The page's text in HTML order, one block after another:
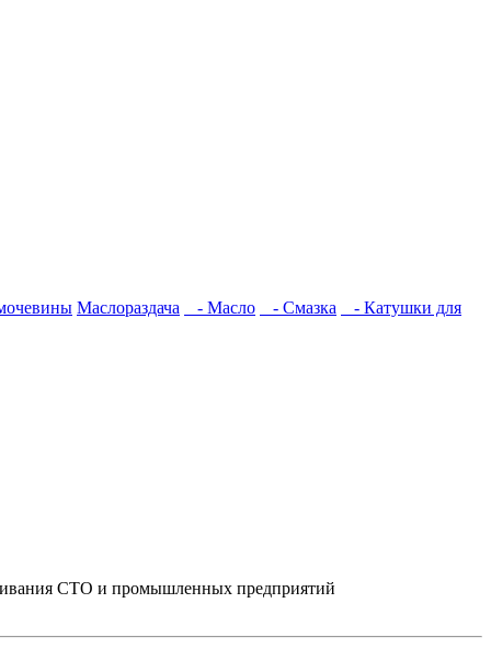
Маслораздача - Масло - Смазка - Катушки для
СТО и промышленных предприятий